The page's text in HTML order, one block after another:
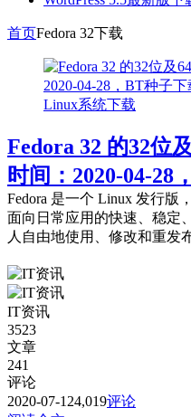
首页Fedora 32下载
Linux系统下载
Fedora 32 的32位
时间：2020-04-28
Fedora 是一个 Linux 发行版
面向日常应用的快速、稳定
人自由地使用、修改和重发
IT资讯
3523
文章
241
评论
2020-07-124,019评论